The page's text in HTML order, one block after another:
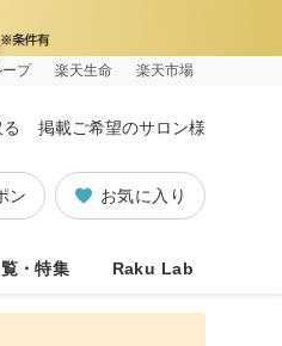
プ 楽天生命 楽天市場
掲載ご希望のサロン様
お気に入り
ン
・特集 Raku Lab